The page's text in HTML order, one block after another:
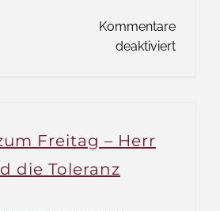
Kommentare
deaktiviertfür
Freitag – Herr
die Toleranz